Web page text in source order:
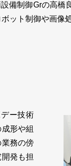
備制御Grの高橋
ット制御や画像
ー技術
形や組
務の傍
発も担